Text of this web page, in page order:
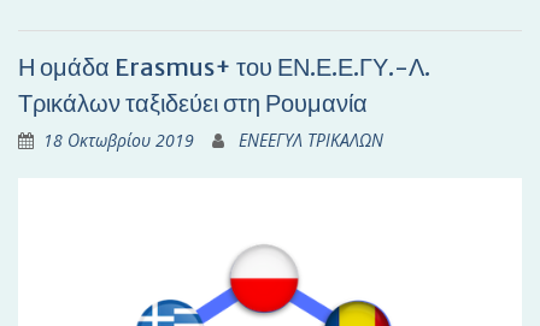
Η ομάδα Erasmus+ του ΕΝ.Ε.Ε.ΓΥ.-Λ.
Τρικάλων ταξιδεύει στη Ρουμανία
18 Οκτωβρίου 2019 ΕΝΕΕΓΥΛ ΤΡΙΚΑΛΩΝ